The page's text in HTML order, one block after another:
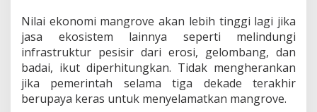
e
S
e
d
u
n
i
a
Nilai ekonomi mangrove akan lebih tinggi lagi jika
jasa ekosistem lainnya seperti melindungi
infrastruktur pesisir dari erosi, gelombang, dan
badai, ikut diperhitungkan. Tidak mengherankan
jika pemerintah selama tiga dekade terakhir
berupaya keras untuk menyelamatkan mangrove.